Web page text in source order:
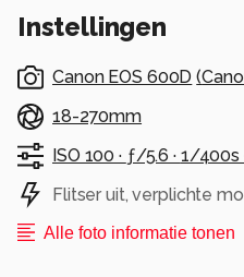
Instellingen
Canon EOS 600D (
18-270mm
ISO 100 · ƒ/5.6 · 1/400s
Flitser uit, verplichte
Alle foto informatie tonen